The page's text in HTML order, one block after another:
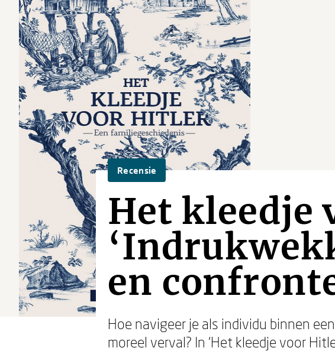
Recensie
Het kleedje
en
Hoe navigeer je als individu binnen
moreel verval? In ‘Het kleedje voor